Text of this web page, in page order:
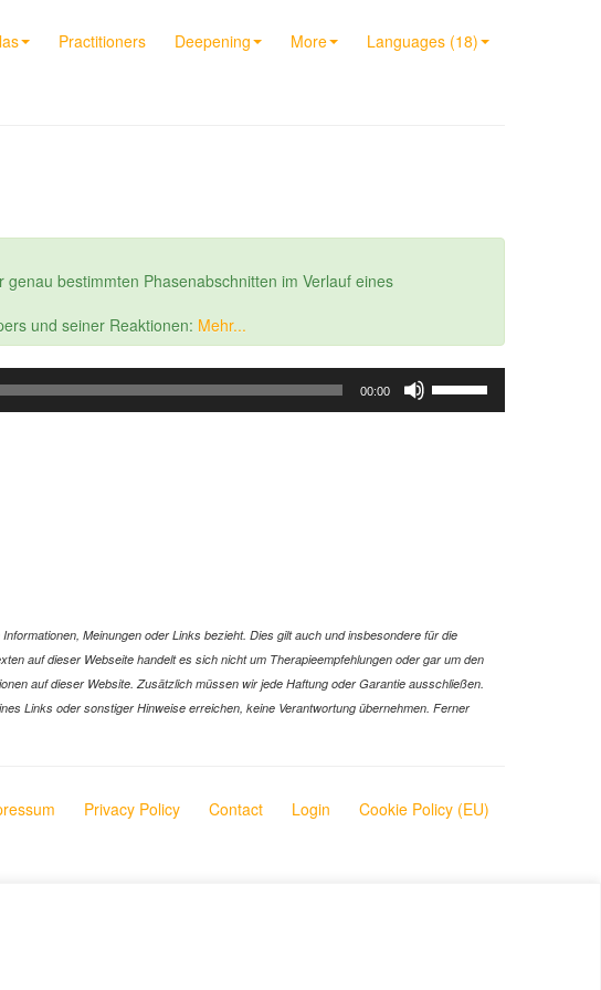
Practitioners Deepening More Languages (18)
bestimmten Phasenabschnitten im Verlauf eines
und seiner Reaktionen: Mehr...
00:00
Up/Down
Meinungen oder Links bezieht. Dies gilt auch und insbesondere für die
auf dieser Webseite handelt es sich nicht um Therapieempfehlungen oder gar um den
auf dieser Website. Zusätzlich müssen wir jede Haftung oder Garantie ausschließen.
Links oder sonstiger Hinweise erreichen, keine Verantwortung übernehmen. Ferner
Privacy Policy Contact Login Cookie Policy (EU)